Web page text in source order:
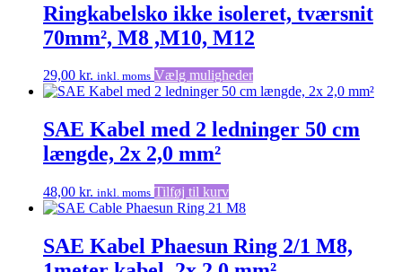
varianter.
Mulighederne
vælges
på
varesiden
Ringkabelsko ikke isoleret, tværsnit
70mm², M8 ,M10, M12
29,00 kr. inkl. moms Vælg mulighederDette
vare
flere
varianter.
SAE Kabel med 2 ledninger 50 cm
længde, 2x 2,0 mm²
48,00 kr. inkl. moms Tilføj til kurv
SAE Kabel Phaesun Ring 2/1 M8,